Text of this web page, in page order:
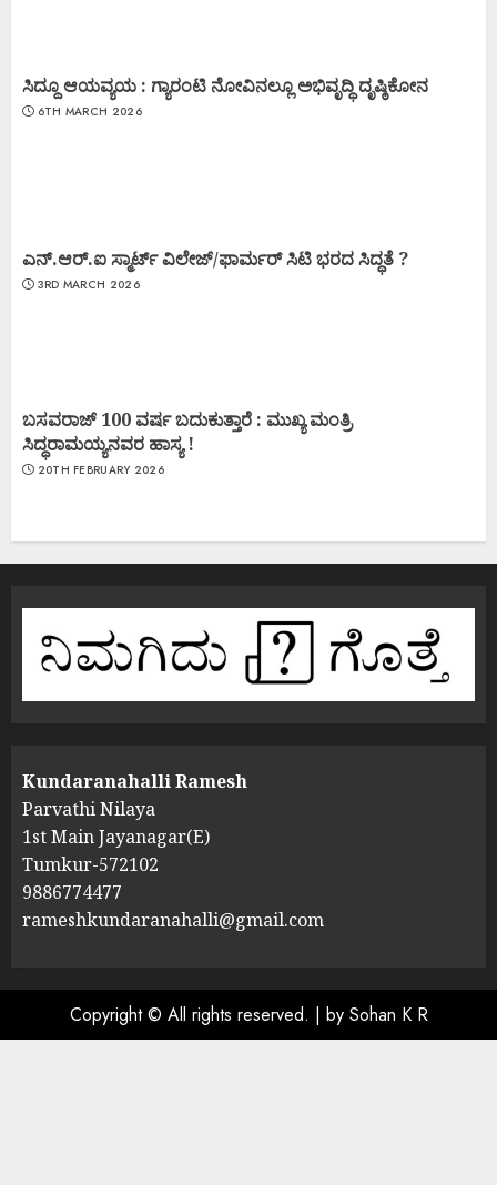
ಸಿದ್ದೂ ಆಯವ್ಯಯ : ಗ್ಯಾರಂಟಿ ನೋವಿನಲ್ಲೂ ಅಭಿವೃದ್ಧಿ ದೃಷ್ಠಿಕೋನ
6TH MARCH 2026
ಎನ್.ಆರ್.ಐ ಸ್ಮಾರ್ಟ್ ವಿಲೇಜ್/ಫಾರ್ಮರ್ ಸಿಟಿ ಭರದ ಸಿದ್ಧತೆ ?
3RD MARCH 2026
ಬಸವರಾಜ್ 100 ವರ್ಷ ಬದುಕುತ್ತಾರೆ : ಮುಖ್ಯ ಮಂತ್ರಿ
ಸಿದ್ಧರಾಮಯ್ಯನವರ ಹಾಸ್ಯ !
20TH FEBRUARY 2026
Kundaranahalli Ramesh
Parvathi Nilaya
1st Main Jayanagar(E)
Tumkur-572102
9886774477
rameshkundaranahalli@gmail.com
Copyright © All rights reserved. | by Sohan K R